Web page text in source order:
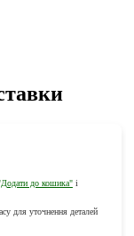
до кошика"і
для уточнення деталей